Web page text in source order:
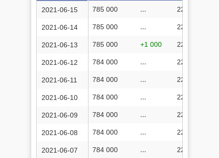
785 000 ... 223 102 955
785 000 ... 223 018 572
785 000 +1 000 222 924 861
784 000 ... 222 841 941
784 000 ... 222 771 987
784 000 ... 222 689 986
784 000 ... 222 606 338
784 000 ... 222 514 406
784 000 ... 222 432 423
2021-06-15
2021-06-14
2021-06-13
2021-06-12
2021-06-11
2021-06-10
2021-06-09
2021-06-08
2021-06-07